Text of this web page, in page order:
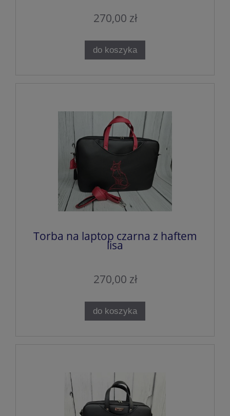
270,00 zł
do koszyka
Torba na laptop czarna z haftem
lisa
270,00 zł
do koszyka